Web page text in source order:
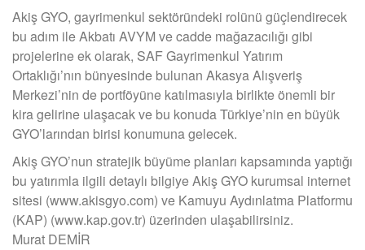
Akiş GYO, gayrimenkul sektöründeki rolünü güçlendirecek
bu adım ile Akbatı AVYM ve cadde mağazacılığı gibi
projelerine ek olarak, SAF Gayrimenkul Yatırım
Ortaklığı’nın bünyesinde bulunan Akasya Alışveriş
Merkezi’nin de portföyüne katılmasıyla birlikte önemli bir
kira gelirine ulaşacak ve bu konuda Türkiye’nin en büyük
GYO’larından birisi konumuna gelecek.
Akiş GYO’nun stratejik büyüme planları kapsamında yaptığı
bu yatırımla ilgili detaylı bilgiye Akiş GYO kurumsal internet
sitesi (www.akisgyo.com) ve Kamuyu Aydınlatma Platformu
(KAP) (www.kap.gov.tr) üzerinden ulaşabilirsiniz.
Murat DEMİR